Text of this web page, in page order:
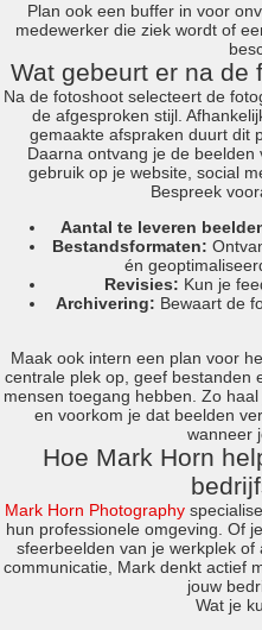
Plan ook een buffer in voor
medewerker die ziek wordt of
Wat gebeurt er na de
Na de fotoshoot selecteert de
de afgesproken stijl.
gemaakte afspraken duurt dit
Daarna ontvang je de
gebruik op je website, social
Bespreek
Aantal te leveren
Bestandsformaten:
én
Revisies: Kun je
Archivering: Bewaart de
Maak ook intern een plan voor
centrale plek op, geef bestanden
mensen toegang hebben. Zo
en voorkom je dat beelden
wanneer
Hoe Mark Horn
Mark Horn Photography
hun professionele omgeving. Of
sfeerbeelden van je werkplek
communicatie, Mark denkt actief
jouw
Wat je